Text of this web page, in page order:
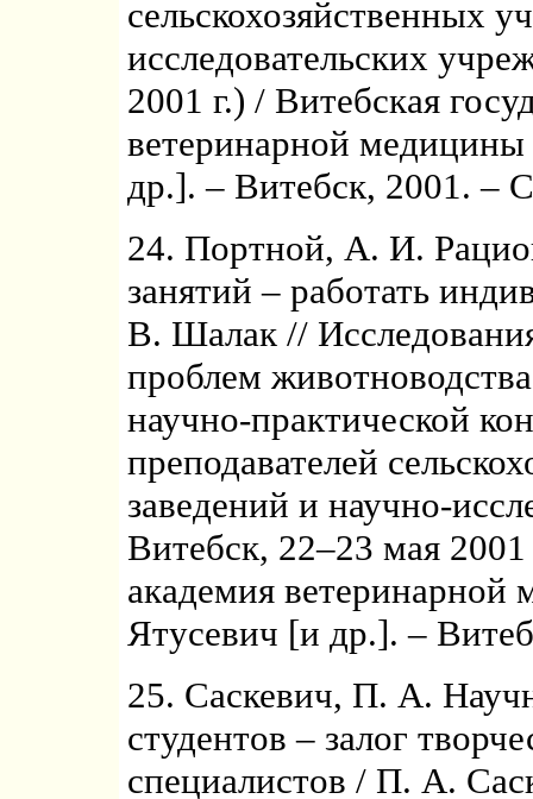
сельскохозяйственных
исследовательских
2001 г.) / Витебская
ветеринарной
др.]. – Витебск, 2001. –
24. Портной, А. И.
занятий – работать
В. Шалак //
проблем
научно-практической
преподавателей
заведений и научно-
Витебск, 22–23 мая 2001
академия
Ятусевич [и др.]. –
25. Саскевич, П. А.
студентов – залог
специалистов / П. А.